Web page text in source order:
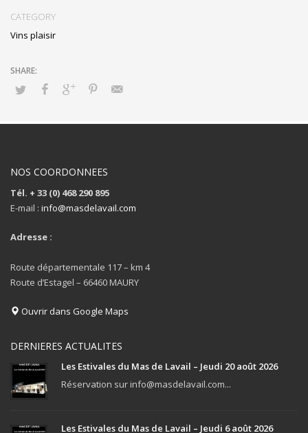
CATEGORY
Vins plaisir
NOS COORDONNEES
Tél. + 33 (0) 468 290 895
E-mail : info@masdelavail.com
Adresse :
Route départementale 117 – km 4
Route d’Estagel – 66460 MAURY
Ouvrir dans Google Maps
DERNIERES ACTUALITES
Les Estivales du Mas de Lavail – Jeudi 20 août 2026
Réservation sur info@masdelavail.com...
Les Estivales du Mas de Lavail – Jeudi 6 août 2026